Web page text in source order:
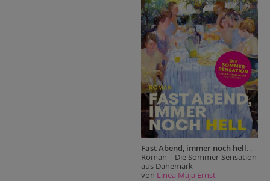
Fast Abend, immer noch hell. .
Roman | Die Sommer-Sensation
aus Dänemark
von Linea Maja Ernst